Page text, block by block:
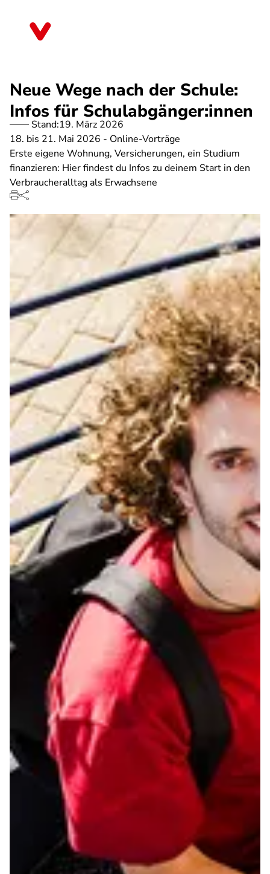
Neue Wege nach der Schule:
Infos für Schulabgänger:innen
Stand:19. März 2026
18. bis 21. Mai 2026 - Online-Vorträge
Erste eigene Wohnung, Versicherungen, ein Studium
finanzieren: Hier findest du Infos zu deinem Start in den
Verbraucheralltag als Erwachsene